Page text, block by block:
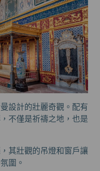
設計的壯麗奇觀。配有
不僅是祈禱之地，也是
其壯觀的吊燈和窗戶讓
圍。